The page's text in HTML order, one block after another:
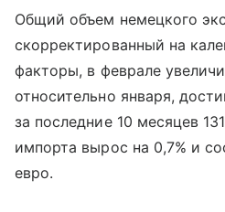
Общий объем немецкого
скорректированный на
факторы, в феврале
относительно января,
за последние 10 месяцев
импорта вырос на 0,7% и
евро.